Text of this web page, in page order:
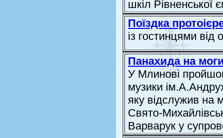
шкіл Рівненської
Поїздка
із гостинцями
Панахида на
У Млинові
музики
яку відслужив на
Свято-
Варварук у